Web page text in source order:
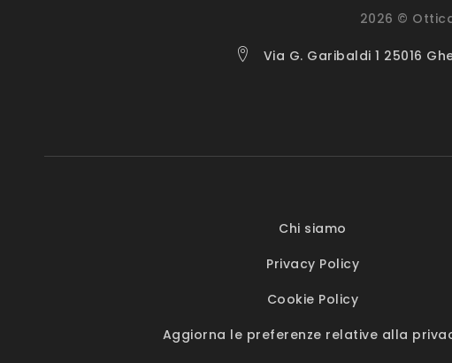
2026 ©
Via G. Garibaldi 1 25016
Chi siamo
Privacy Policy
Cookie Policy
Aggiorna le preferenze relative alla